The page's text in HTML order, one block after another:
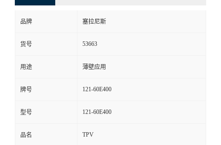
品牌 塞拉尼斯
货号 53663
用途 薄壁应用
牌号 121-60E400
型号 121-60E400
品名 TPV